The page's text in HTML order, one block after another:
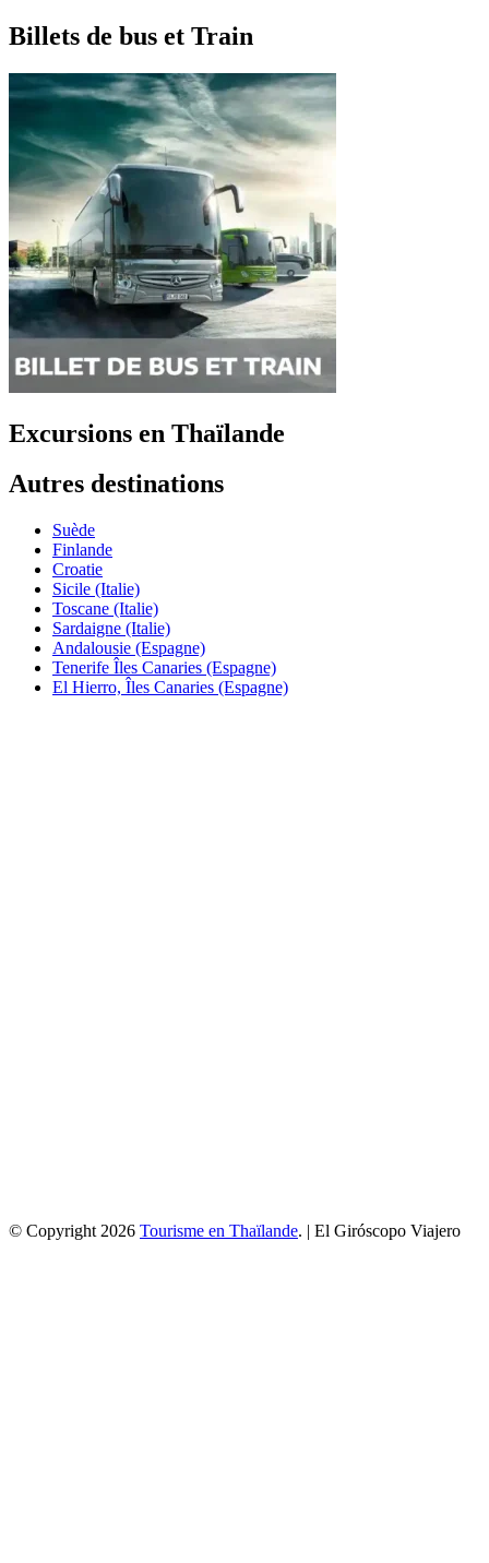
Billets de bus et Train
Excursions en Thaïlande
Autres destinations
Suède
Finlande
Croatie
Sicile (Italie)
Toscane (Italie)
Sardaigne (Italie)
Andalousie (Espagne)
Tenerife Îles Canaries (Espagne)
El Hierro, Îles Canaries (Espagne)
© Copyright 2026 Tourisme en Thaïlande. | El Giróscopo Viajero